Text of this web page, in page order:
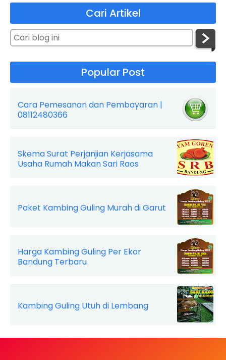
Cari Artikel
Popular Post
Cara Pemesanan dan Pembayaran |
08112480366
Skema Surat Perjanjian Kerjasama
Usaha Rumah Makan Sari Raos
Paket Kambing Guling Murah di Garut
Harga Kambing Guling Per Ekor
Bandung Terbaru
Kambing Guling Utuh di Lembang